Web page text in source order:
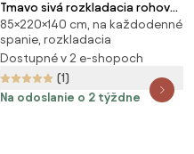
Tmavo sivá rozkladacia rohová
pohovka ZENOVA 220x140 cm,
obojstranná
85×220×140 cm, na každodenné
spanie, rozkladacia
Dostupné v 2 e-shopoch
(1)
Na odoslanie o 2 týždne